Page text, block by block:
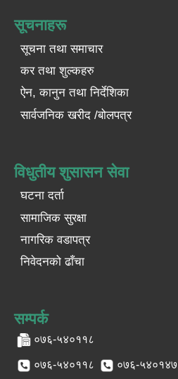
सूचनाहरू
सूचना तथा समाचार
कर तथा शुल्कहरु
ऐन, कानुन तथा निर्देशिका
सार्वजनिक खरीद /बोलपत्र
विधुतीय शुसासन सेवा
घटना दर्ता
सामाजिक सुरक्षा
नागरिक वडापत्र
निवेदनको ढाँचा
सम्पर्क
०७६-५४०११८
०७६-५४०११८ ०७६-५४०१४७